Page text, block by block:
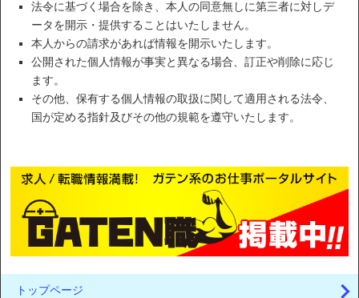
法令に基づく場合を除き、本人の同意無しに第三者に対しデ
ータを開示・提供することはいたしません。
本人からの請求があれば情報を開示いたします。
公開された個人情報が事実と異なる場合、訂正や削除に応じ
ます。
その他、保有する個人情報の取扱に関して適用される法令、
国が定める指針及びその他の規範を遵守いたします。
トップページ